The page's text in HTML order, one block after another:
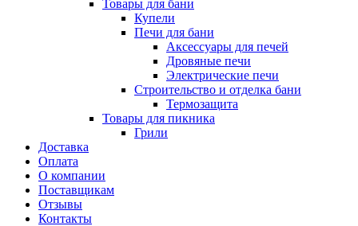
Товары для бани
Купели
Печи для бани
Аксессуары для печей
Дровяные печи
Электрические печи
Строительство и отделка бани
Термозащита
Товары для пикника
Грили
Доставка
Оплата
О компании
Поставщикам
Отзывы
Контакты